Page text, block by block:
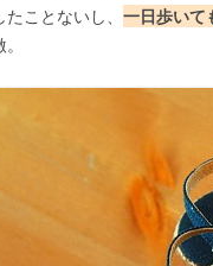
ことないし、 一日歩いて